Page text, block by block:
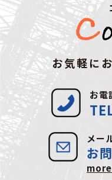
お気軽に
お電
メー
お